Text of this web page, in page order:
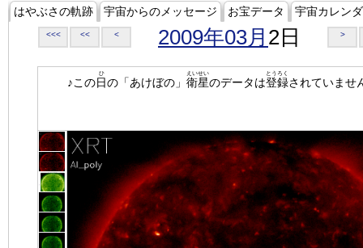
はやぶさの軌跡 宇宙からのメッセージ お宝データ 宇宙カレン
<<< << < 2009年03月 2日 >
♪この日
ひ
の「あけぼの」 衛星
えいせい
のデータは登録
とうろく
されていませ